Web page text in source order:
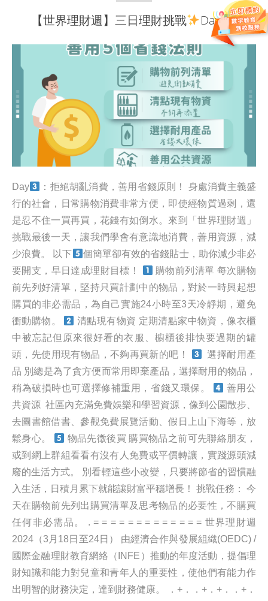
【世界理財週】三日理財挑戰 Day
Day
：拒絕胡亂消費，善用省錢原則！ 身處消費主義盛
行的社會，日常購物消費非常方便，即使經物質過剩，還
是忍不住一買再買，花錢有如倒水。來到「世界理財週」
挑戰最後一天，讓我們學會有意識地消費，善用資源，減
少浪費。 以下
個簡單卻有效的省錢貼士，助你減少非必
要開支，早日達成理財目標！
購物前列清單 每次購物
前先列好清單，堅持只買計劃中的物品，對於一時興起想
購買的非必需品，為自己實施24小時至3天冷靜期，避免
衝動購物。
清點現有物資 定期清點家中物資，像衣櫃
中被忘記但原來很好看的衣服、櫥櫃後排快要過期的罐
頭，先使用現有物品，不夠再買新的吧！
選擇耐用產
品 別總是為了貪方便而常用即棄產品，選擇耐用的物品，
稍為破損時也可選擇修補重用，省錢又環保。
善用公
共資源 社區內充滿免費娛樂和學習資源，像到公園散步、
去圖書館借書、參觀免費展覽活動、假日上山下海等，放
鬆身心。
物品先徵後買 購買物品之前可先聯絡朋友，
或到網上群組看看有沒有人免費或平價轉讓，實踐源頭減
廢的生活方式。 別看輕這些小改變，只要將節省的習慣融
入生活，日積月累下就能讓財富平穩增長！ 挑戰任務： 今
天在購物前先列出購買清單及思考物品的必要性，不購買
任何非必需品。 . = = = = = = = = = = = = = 世界理財週
2024（3月18日至24日） 由經濟合作與發展組織(OEDC) /
國際金融理財教育網絡（INFE）推動的年度活動，提倡理
財知識和能力對兒童和青年人的重要性，使他們有能力作
出明智的財務決定，達到財務健康。 ．+．．+．+．．+．